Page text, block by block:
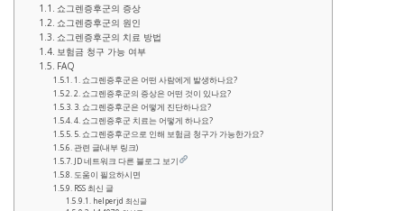
쇼그렌증후군의 증상
쇼그렌증후군의 원인
쇼그렌증후군의 치료 방법
보험금 청구 가능 여부
FAQ
1. 쇼그렌증후군은 어떤 사람에게 발생하나요?
2. 쇼그렌증후군의 증상은 어떤 것이 있나요?
3. 쇼그렌증후군은 어떻게 진단하나요?
4. 쇼그렌증후군 치료는 어떻게 하나요?
5. 쇼그렌증후군으로 인해 보험금 청구가 가능한가요?
관련 글(내부 링크)
JD 네트워크 다른 블로그 보기
도움이 필요하시면
RSS 최신 글
helperjd 최신글